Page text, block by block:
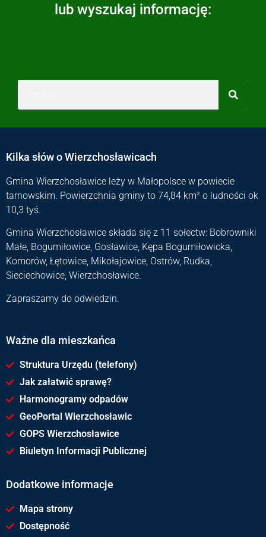
lub wyszukaj informację:
Kilka słów o Wierzchosławicach
Gmina Wierzchosławice leży w Małopolsce w powiecie
tarnowskim. Powierzchnia gminy to 74,84 km² o ludności ok
10,3 tyś.
Gmina Wierzchosławice składa się z 11 sołectw: Bobrowniki
Małe, Bogumiłowice, Gosławice, Kępa Bogumiłowicka,
Komorów, Łętowice, Mikołajowice, Ostrów, Rudka,
Sieciechowice, Wierzchosławice.
Zapraszamy do odwiedzin.
Ważne dla mieszkańca
Struktura Urzędu (telefony)
Jak załatwić sprawę?
Harmonogramy odpadów
GeoPortal Wierzchosławic
GOPS Wierzchosławice
Biuletyn Informacji Publicznej
Dodatkowe informacje
Mapa strony
Dostępność